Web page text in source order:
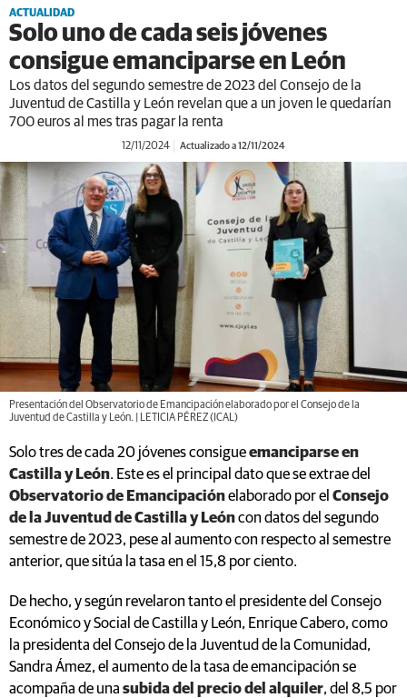
ACTUALIDAD
Solo uno de cada seis jóvenes
consigue emanciparse en León
Los datos del segundo semestre de 2023 del Consejo de la
Juventud de Castilla y León revelan que a un joven le quedarían
700 euros al mes tras pagar la renta
12/11/2024 Actualizado a 12/11/2024
Presentación del Observatorio de Emancipación elaborado por el Consejo de la
Juventud de Castilla y León. | LETICIA PÉREZ (ICAL)
Solo tres de cada 20 jóvenes consigueemanciparse en
Castilla y León. Este es el principal dato que se extrae del
Observatorio de Emancipaciónelaborado por el Consejo
de la Juventud de Castilla y Leóncon datos del segundo
semestre de 2023, pese al aumento con respecto al semestre
anterior, que sitúa la tasa en el 15,8 por ciento.
De hecho, y según revelaron tanto el presidente del Consejo
Económico y Social de Castilla y León, Enrique Cabero, como
la presidenta del Consejo de la Juventud de la Comunidad,
Sandra Ámez, el aumento de la tasa de emancipación se
acompaña de una subida del precio del alquiler, del 8,5 por